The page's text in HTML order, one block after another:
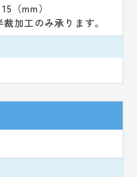
（mm）
加工のみ承ります。